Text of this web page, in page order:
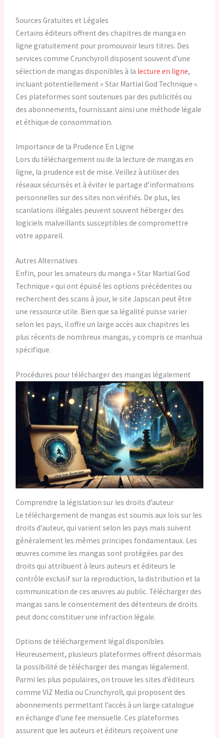
Sources Gratuites et Légales
Certains éditeurs offrent des chapitres de manga en
ligne gratuitement pour promouvoir leurs titres. Des
services comme Crunchyroll disposent souvent d’une
sélection de mangas disponibles à la lecture en ligne,
incluant potentiellement « Star Martial God Technique ».
Ces plateformes sont soutenues par des publicités ou
des abonnements, fournissant ainsi une méthode légale
et éthique de consommation.
Importance de la Prudence En Ligne
Lors du téléchargement ou de la lecture de mangas en
ligne, la prudence est de mise. Veillez à utiliser des
réseaux sécurisés et à éviter le partage d’informations
personnelles sur des sites non vérifiés. De plus, les
scanlations illégales peuvent souvent héberger des
logiciels malveillants susceptibles de compromettre
votre appareil.
Autres Alternatives
Enfin, pour les amateurs du manga « Star Martial God
Technique » qui ont épuisé les options précédentes ou
recherchent des scans à jour, le site Japscan peut être
une ressource utile. Bien que sa légalité puisse varier
selon les pays, il offre un large accès aux chapitres les
plus récents de nombreux mangas, y compris ce manhua
spécifique.
Procédures pour télécharger des mangas légalement
Comprendre la législation sur les droits d’auteur
Le téléchargement de mangas est soumis aux lois sur les
droits d’auteur, qui varient selon les pays mais suivent
généralement les mêmes principes fondamentaux. Les
œuvres comme les mangas sont protégées par des
droits qui attribuent à leurs auteurs et éditeurs le
contrôle exclusif sur la reproduction, la distribution et la
communication de ces œuvres au public. Télécharger des
mangas sans le consentement des détenteurs de droits
peut donc constituer une infraction légale.
Options de téléchargement légal disponibles
Heureusement, plusieurs plateformes offrent désormais
la possibilité de télécharger des mangas légalement.
Parmi les plus populaires, on trouve les sites d’éditeurs
comme VIZ Media ou Crunchyroll, qui proposent des
abonnements permettant l’accès à un large catalogue
en échange d’une fee mensuelle. Ces plateformes
assurent que les auteurs et éditeurs reçoivent une